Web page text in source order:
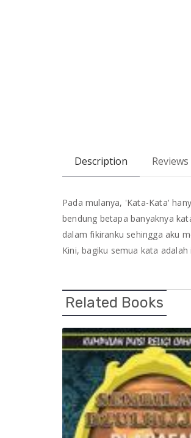
Description Reviews
Pada mulanya, 'Kata-Kata'
bendung betapa banyaknya
dalam fikiranku sehingga aku
Kini, bagiku semua kata
Related Books